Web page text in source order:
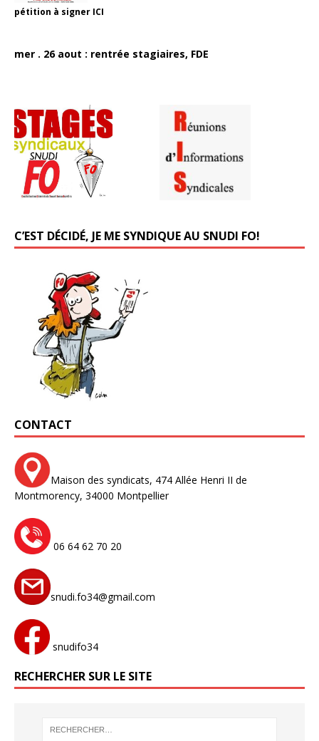
pétition à signer ICI
mer . 26 aout : rentrée stagiaires, FDE
C’EST DÉCIDÉ, JE ME SYNDIQUE AU SNUDI FO!
CONTACT
Maison des syndicats, 474 Allée Henri II de
Montmorency, 34000 Montpellier
06 64 62 70 20
snudi.fo34@gmail.com
snudifo34
RECHERCHER SUR LE SITE